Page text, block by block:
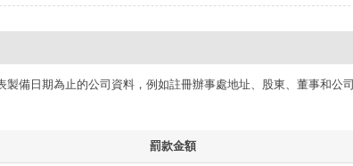
備日期為止的公司資料，例如註冊辦事處地址、股東、董事和公司
罰款金額